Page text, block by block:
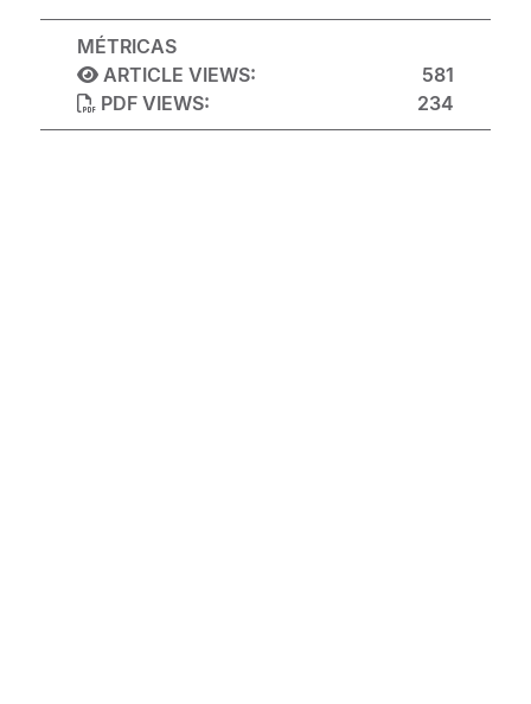
MÉTRICAS
ARTICLE VIEWS:
581
PDF VIEWS:
234